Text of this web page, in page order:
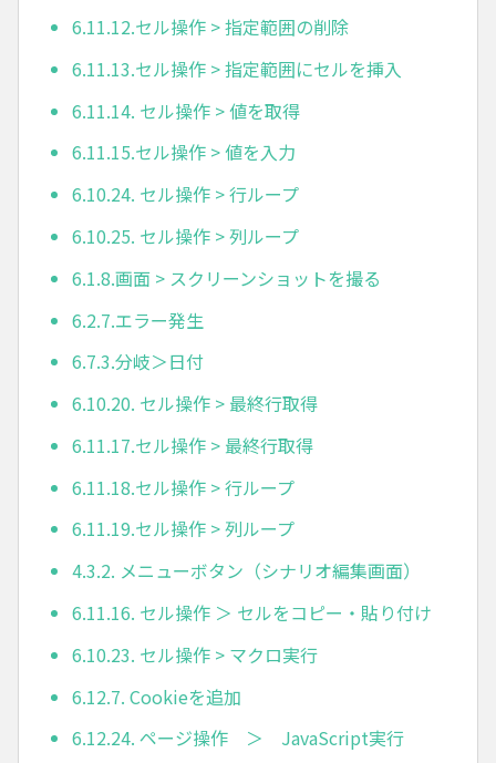
6.11.12.セル操作 > 指定範囲の削除
6.11.13.セル操作 > 指定範囲にセルを挿入
6.11.14. セル操作 > 値を取得
6.11.15.セル操作 > 値を入力
6.10.24. セル操作 > 行ループ
6.10.25. セル操作 > 列ループ
6.1.8.画面 > スクリーンショットを撮る
6.2.7.エラー発生
6.7.3.分岐＞日付
6.10.20. セル操作 > 最終行取得
6.11.17.セル操作 > 最終行取得
6.11.18.セル操作 > 行ループ
6.11.19.セル操作 > 列ループ
4.3.2. メニューボタン（シナリオ編集画面）
6.11.16. セル操作 ＞ セルをコピー・貼り付け
6.10.23. セル操作 > マクロ実行
6.12.7. Cookieを追加
6.12.24. ページ操作 ＞ JavaScript実行